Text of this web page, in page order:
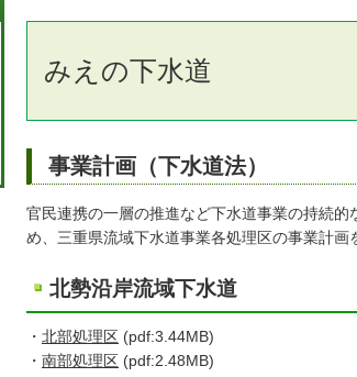
みえの下水道
事業計画（下水道法）
官民連携の一層の推進など下水道事業の持続
め、三重県流域下水道事業各処理区の事業計画
北勢沿岸流域下水道
・ 北部処理区 (pdf:3.44MB)
・ 南部処理区 (pdf:2.48MB)